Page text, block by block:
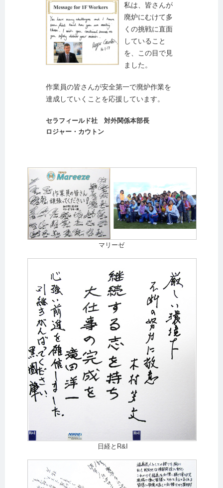
私は、皆さんが
廃炉にむけて多
くの挑戦に直面
していること
を、この目で見
ました。
作業員の皆さんが安全第一で廃炉作業を
達成していくことを応援しています。
セラフィールド社 対外関係本部長
ロジャー・カウトン
マリーゼ
日経とR&I